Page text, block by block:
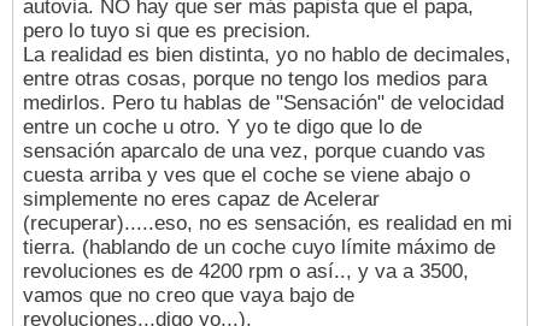
autovia. NO hay que ser más papista que el papa,
pero lo tuyo si que es precision.
La realidad es bien distinta, yo no hablo de decimales,
entre otras cosas, porque no tengo los medios para
medirlos. Pero tu hablas de "Sensación" de velocidad
entre un coche u otro. Y yo te digo que lo de
sensación aparcalo de una vez, porque cuando vas
cuesta arriba y ves que el coche se viene abajo o
simplemente no eres capaz de Acelerar
(recuperar).....eso, no es sensación, es realidad en mi
tierra. (hablando de un coche cuyo límite máximo de
revoluciones es de 4200 rpm o así.., y va a 3500,
vamos que no creo que vaya bajo de
revoluciones...digo yo...).